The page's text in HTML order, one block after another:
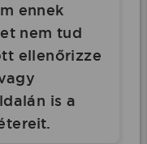
ennek
nem tud
ellenőrizze
is a